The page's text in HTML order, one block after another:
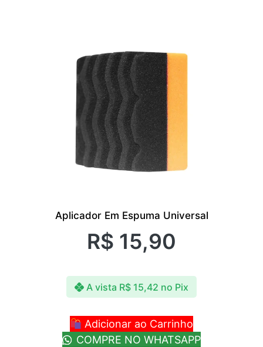
Aplicador Em Espuma Universal
R$ 15,90
A vista R$ 15,42 no Pix
Adicionar ao Carrinho
COMPRE NO WHATSAPP